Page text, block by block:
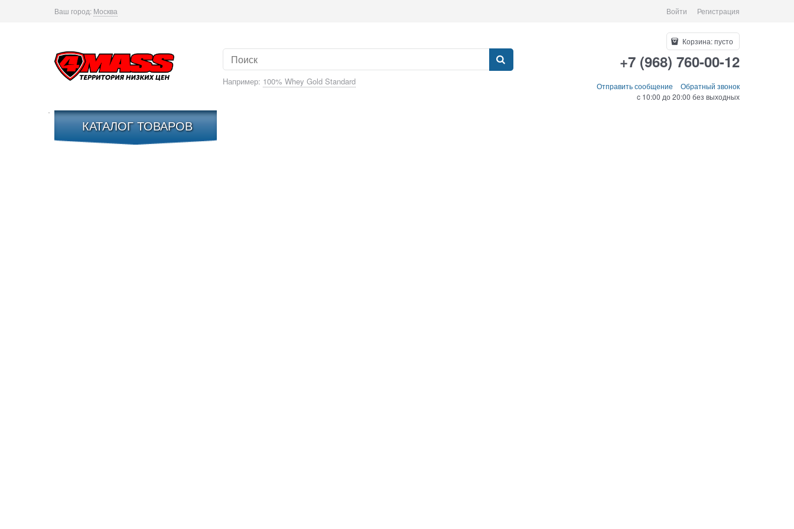
Ваш город: Москва Войти Регистрация
Например: 100% Whey Gold Standard
Корзина:пусто
+7 (968) 760-00-12
Отправить сообщение
Обратный звонок
c 10:00 до 20:00 без выходных
КАТАЛОГ ТОВАРОВ